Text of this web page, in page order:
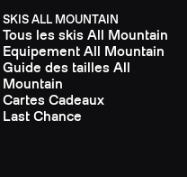
SKIS ALL MOUNTAIN
Tous les skis All Mountain
Equipement All Mountain
Guide des tailles All
Mountain
Cartes Cadeaux
Last Chance